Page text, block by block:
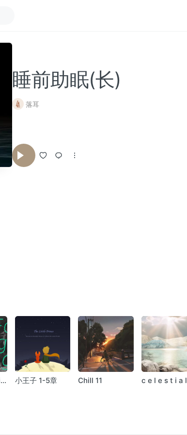
睡前助眠(长)
落耳
小王子 1-5章 Chill 11
c e l e s t i a l